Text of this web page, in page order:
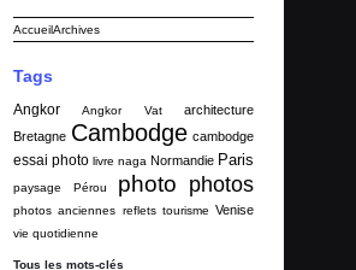
AccueilArchives
Tags
Angkor Angkor Vat
architecture
Bretagne Cambodge cambodge
essai photo livre naga Normandie Paris
paysage Pérou photo photos
photos anciennes reflets tourisme Venise
vie quotidienne
Tous les mots-clés